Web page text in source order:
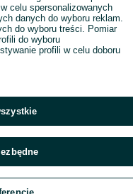
celu spersonalizowanych
danych do wyboru reklam.
do wyboru treści. Pomiar
do wyboru
profili w celu doboru